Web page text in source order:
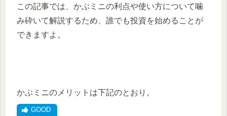
この記事では、かぶミニの利点や使い方について噛
み砕いて解説するため、誰でも投資を始めることが
できますよ。
かぶミニのメリットは下記のとおり。